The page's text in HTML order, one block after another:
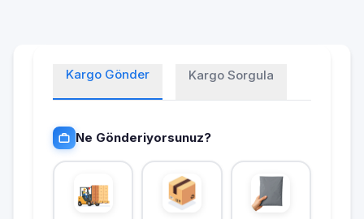
Kargo Gönder Kargo Sorgula
Ne Gönderiyorsunuz?